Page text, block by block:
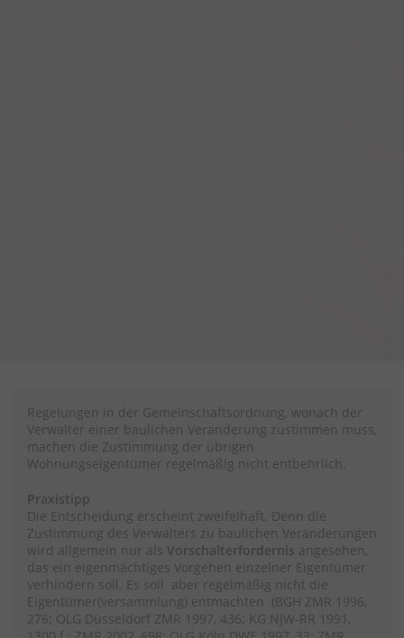
Regelungen in der Gemeinschaftsordnung, wonach der
Verwalter einer baulichen Veränderung zustimmen muss,
machen die Zustimmung der übrigen
Wohnungseigentümer regelmäßig nicht entbehrlich.
Praxistipp
Die Entscheidung erscheint zweifelhaft. Denn die
Zustimmung des Verwalters zu baulichen Veränderungen
wird allgemein nur als Vorschalterfordernis angesehen,
das ein eigenmächtiges Vorgehen einzelner Eigentümer
verhindern soll. Es soll aber regelmäßig nicht die
Eigentümer(versammlung) entmachten (BGH ZMR 1996,
276; OLG Düsseldorf ZMR 1997, 436; KG NJW-RR 1991,